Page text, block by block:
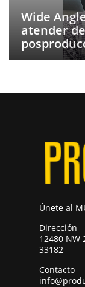
Wide
atender
Únete al
Dirección
12480 NW
33182
Contacto